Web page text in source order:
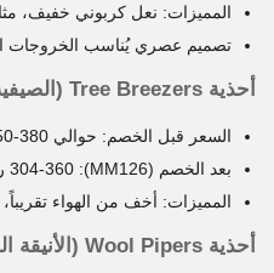
المميزات: نعل كربوني خفيف،
تصميم عصري يُناسب الخروجات
أحذية Tree Breezers (الصيفية الخفيفة):
السعر قبل الخصم: حوالي 380-450 ريال
بعد الخصم (MM126): 304-360 ريال
المميزات: أخف من الهواء
أحذية Wool Pipers (الأنيقة المحتشمة):